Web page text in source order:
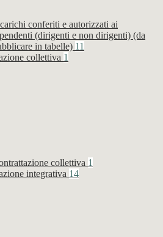
conferiti e autorizzati ai
(dirigenti e non dirigenti) (da
in tabelle) 11
collettiva 1
collettiva 1
integrativa 14